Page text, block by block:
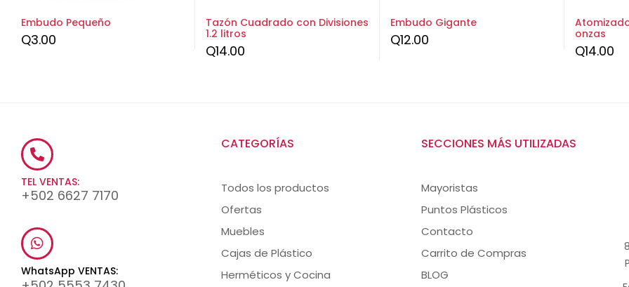
Embudo Pequeño
Q3.00
Tazón Cuadrado con Divisiones
1.2 litros
Q14.00
Embudo Gigante
Q12.00
onzas
Q14.00
TEL VENTAS:
+502 6627 7170
WhatsApp VENTAS:
CATEGORÍAS
Todos los productos
Ofertas
Muebles
Cajas de Plástico
Herméticos y Cocina
SECCIONES MÁS UTILIZADAS
Mayoristas
Puntos Plásticos
Contacto
Carrito de Compras
BLOG